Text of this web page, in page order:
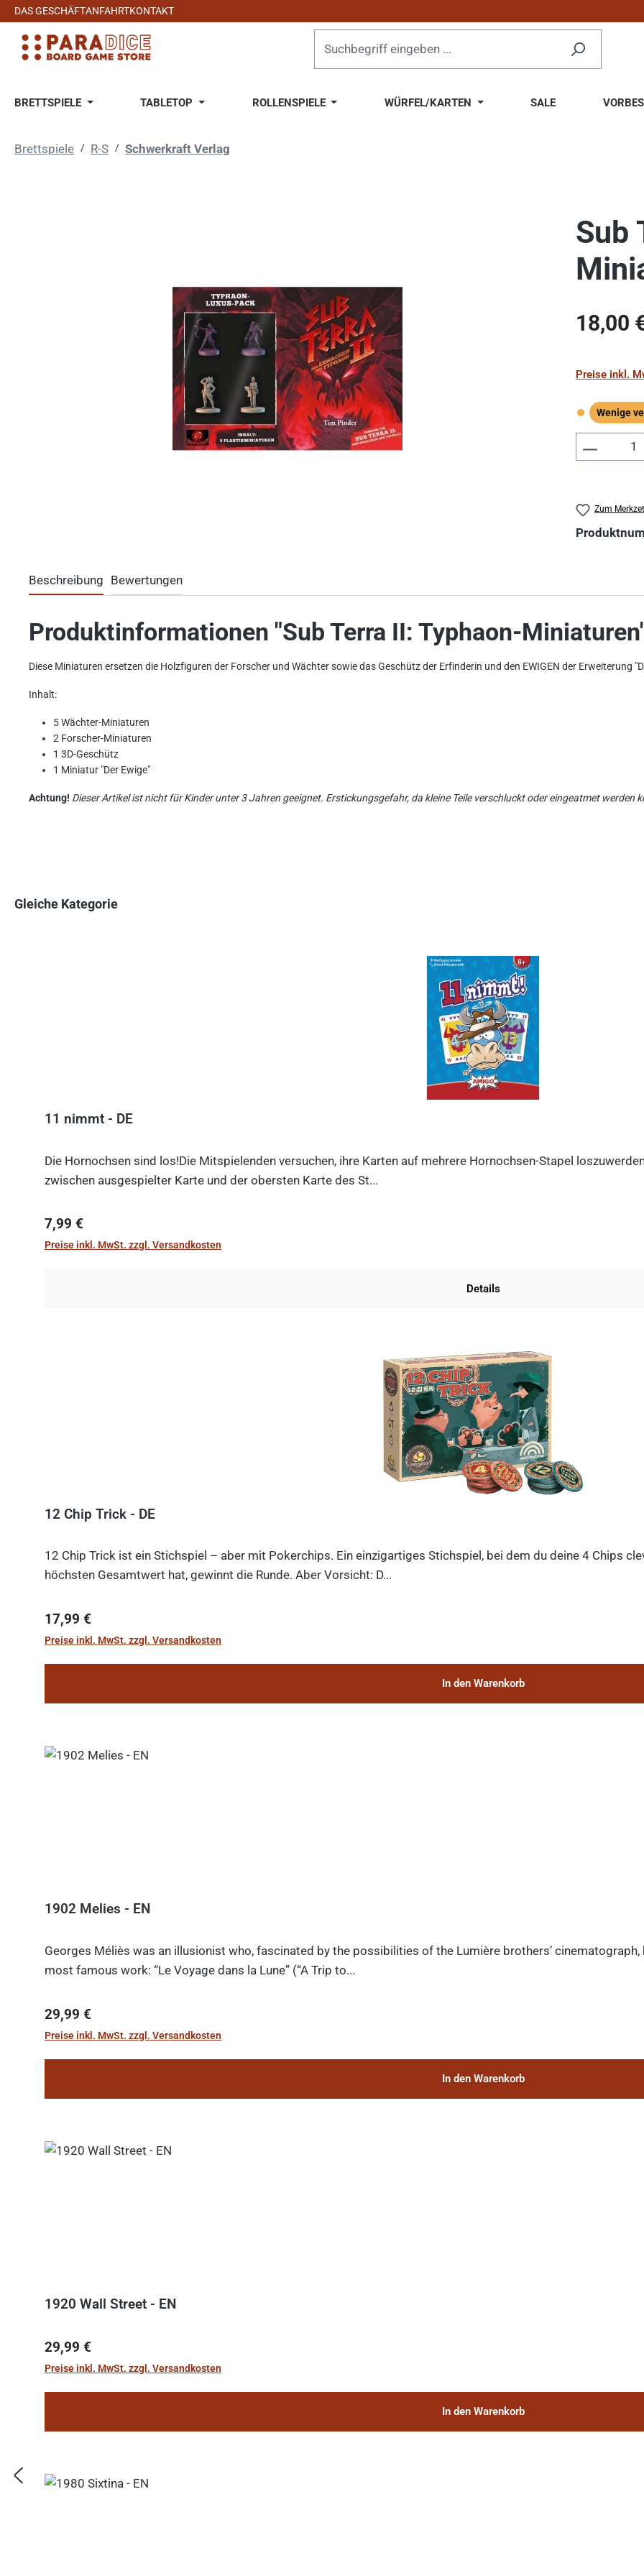
Hauptinhalt springen
Zur Suche springen
Zur Hauptnavigation springen
DAS GESCHÄFTANFAHRTKONTAKT
BRETTSPIELE TABLETOP ROLLENSPIELE WÜRFEL/KARTEN SALE
Brettspiele / R-S / Schwerkraft Verlag
Sub
Regulärer
18,00
Preise inkl.
Wenige
Wenige
Zum
Beschreibung Bewertungen
Produktinformationen "Sub Terra II: Typhaon-
Diese Miniaturen ersetzen die Holzfiguren der Forscher und Wächter sowie das Geschütz der Erfinderin und den EWIGEN der Erweiterung
Inhalt:
5 Wächter-Miniaturen
2 Forscher-Miniaturen
1 3D-Geschütz
1 Miniatur "Der Ewige"
Achtung! Dieser Artikel ist nicht für Kinder unter 3 Jahren geeignet. Erstickungsgefahr, da kleine Teile verschluckt oder eingeatmet werden
Gleiche Kategorie
11 nimmt - DE
Die Hornochsen sind los!Die Mitspielenden versuchen, ihre Karten auf mehrere Hornochsen-Stapel
zwischen ausgespielter Karte und der obersten Karte des St...
Regulärer Preis:
7,99 €
Preise inkl. MwSt. zzgl. Versandkosten
Details
12 Chip Trick - DE
12 Chip Trick ist ein Stichspiel – aber mit Pokerchips. Ein einzigartiges Stichspiel, bei dem du deine 4 Chips
höchsten Gesamtwert hat, gewinnt die Runde. Aber Vorsicht: D...
Regulärer Preis:
17,99 €
Preise inkl. MwSt. zzgl. Versandkosten
In den Warenkorb
1902 Melies - EN
Georges Méliès was an illusionist who, fascinated by the possibilities of the Lumière brothers’
most famous work: “Le Voyage dans la Lune” (“A Trip to...
Regulärer Preis:
29,99 €
Preise inkl. MwSt. zzgl. Versandkosten
In den Warenkorb
1920 Wall Street - EN
Regulärer Preis:
29,99 €
Preise inkl. MwSt. zzgl. Versandkosten
In den Warenkorb